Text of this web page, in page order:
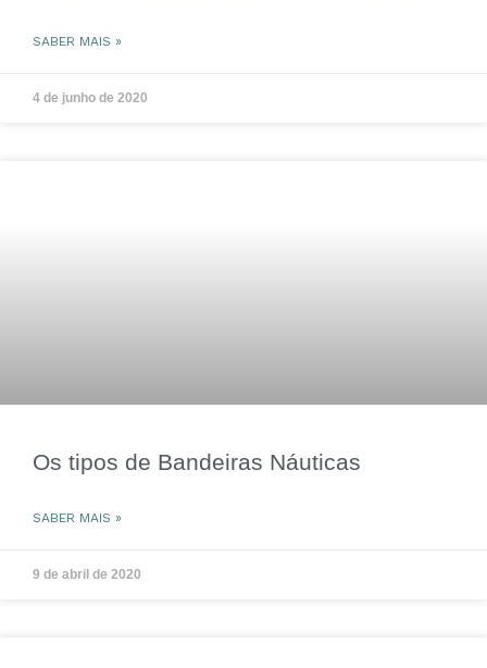
SABER MAIS »
4 de junho de 2020
Os tipos de Bandeiras Náuticas
SABER MAIS »
9 de abril de 2020